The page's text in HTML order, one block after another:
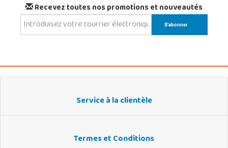
Recevez toutes nos promotions et nouveautés
Service à la clientèle
Termes et Conditions